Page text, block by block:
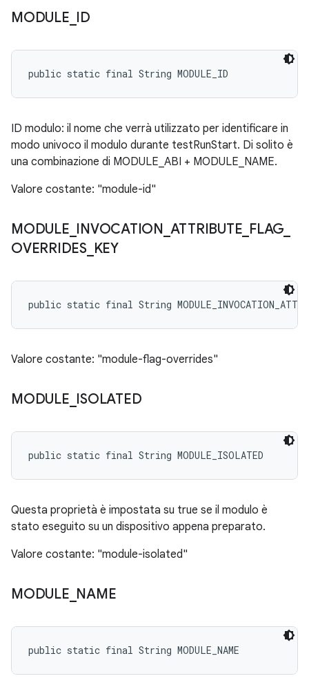
MODULE ID
public static final String MODULE_ID
ID modulo: il nome che verrà utilizzato per identificare in
modo univoco il modulo durante testRunStart. Di solito è
una combinazione di MODULE_ABI + MODULE_NAME.
Valore costante: "module-id"
MODULE INVOCATION ATTRIBUTE FLAG
OVERRIDES_ KEY
public static final String
Valore costante: "module-flag-overrides"
MODULE ISOLATED
public static final String MODULE_ISOLATED
Questa proprietà è impostata su true se il modulo è
stato eseguito su un dispositivo appena preparato.
Valore costante: "module-isolated"
MODULE NAME
public static final String MODULE_NAME